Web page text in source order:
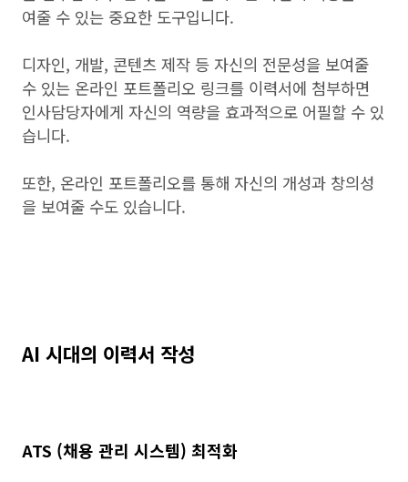
여줄 수 있는 중요한 도구입니다.
디자인, 개발, 콘텐츠 제작 등 자신의 전문성을 보여줄
수 있는 온라인 포트폴리오 링크를 이력서에 첨부하면
인사담당자에게 자신의 역량을 효과적으로 어필할 수 있
습니다.
또한, 온라인 포트폴리오를 통해 자신의 개성과 창의성
을 보여줄 수도 있습니다.
AI 시대의 이력서 작성
ATS (채용 관리 시스템) 최적화